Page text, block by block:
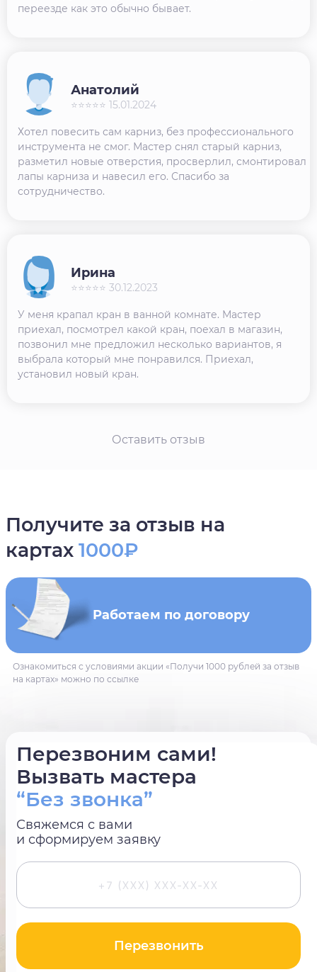
переезде как это обычно бывает.
Хотел повесить сам карниз, без профессионального
инструмента не смог. Мастер снял старый карниз,
разметил новые отверстия, просверлил, смонтировал
лапы карниза и навесил его. Спасибо за
сотрудничество.
Анатолий
⭐⭐⭐⭐⭐ 15.01.2024
У меня крапал кран в ванной комнате. Мастер
приехал, посмотрел какой кран, поехал в магазин,
позвонил мне предложил несколько вариантов, я
выбрала который мне понравился. Приехал,
установил новый кран.
Ирина
⭐⭐⭐⭐⭐ 30.12.2023
Оставить отзыв
Перезвоним сами!
Вызвать мастера
“Без звонка”
Свяжемся с вами
и сформируем заявку
Перезвонить
Получите за отзыв на
картах 1000₽
Работаем по договору
Ознакомиться с условиями акции «Получи 1000 рублей за отзыв
на картах» можно по ссылке